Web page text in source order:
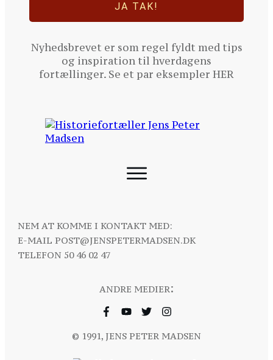
JA TAK!
Nyhedsbrevet er som regel fyldt med tips
og inspiration til hverdagens
fortællinger. Se et par eksempler HER
NEM AT KOMME I KONTAKT MED:
E-MAIL POST@JENSPETERMADSEN.DK
TELEFON 50 46 02 47
ANDRE MEDIER:
© 1991, JENS PETER MADSEN